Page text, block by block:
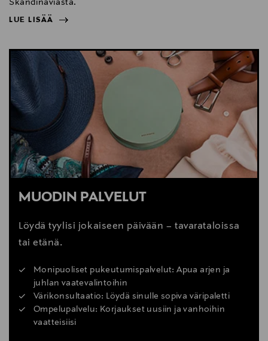
Skandinaviasta.
LUE LISÄÄ
LUE LISÄÄ
MUODIN PALVELUT
Löydä tyylisi jokaiseen päivään – tavarataloissa
tai etänä.
Monipuoliset pukeutumispalvelut: Apua arjen ja
juhlan vaatevalintoihin
Värikonsultaatio: Löydä sinulle sopiva väripaletti
Ompelupalvelu: Korjaukset uusiin ja vanhoihin
vaatteisiisi